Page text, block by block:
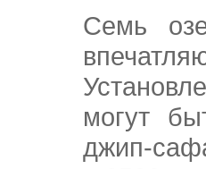
Семь
могут
джип-